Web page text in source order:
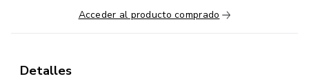
· Archivo de todas las sesiones y materiales anteriores
Ashunael
Acceder al producto comprado
Detalles